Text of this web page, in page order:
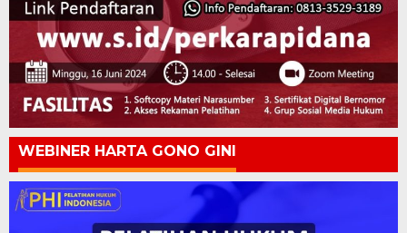
WEBINER HARTA GONO GINI